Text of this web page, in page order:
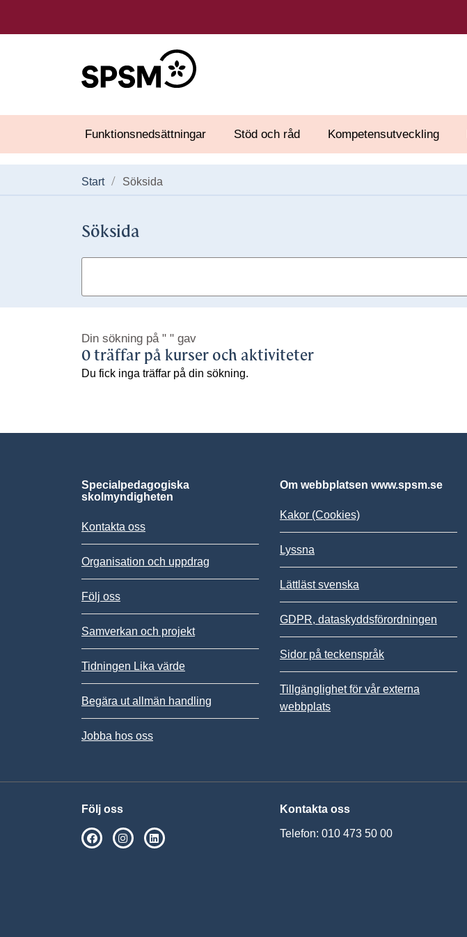
Funktionsnedsättningar Stöd och råd Kompetensutveckling
Start Söksida
Söksida
Din sökning på " " gav
0 träffar på kurser och aktiviteter
Du fick inga träffar på din sökning.
Specialpedagogiska
skolmyndigheten
Kontakta oss
Organisation och uppdrag
Följ oss
Samverkan och projekt
Tidningen Lika värde
Begära ut allmän handling
Jobba hos oss
Om webbplatsen www.spsm.se
Kakor (Cookies)
Lyssna
Lättläst svenska
GDPR, dataskyddsförordningen
Sidor på teckenspråk
Tillgänglighet för vår externa
webbplats
Följ oss
SPSM på Facebook
SPSM på Instagram
Kontakta oss
Telefon: 010 473 50 00